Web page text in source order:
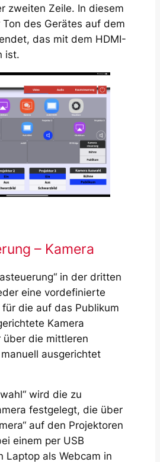
zweiten Zeile. In diesem
des Gerätes auf dem
das mit dem HDMI-
ist.
– Kamera
in der dritten
eine vordefinierte
die auf das Publikum
Kamera
über die mittleren
ausgerichtet
wird die zu
festgelegt, die über
auf den Projektoren
einem per USB
Laptop als Webcam in